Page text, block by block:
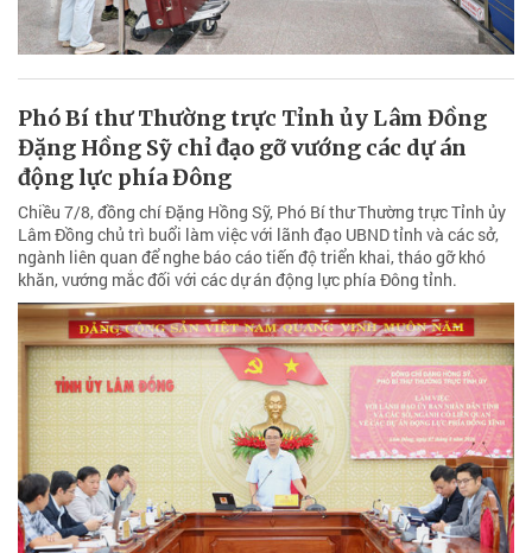
Phó Bí thư Thường trực Tỉnh ủy Lâm Đồng
Đặng Hồng Sỹ chỉ đạo gỡ vướng các dự án
động lực phía Đông
Chiều 7/8, đồng chí Đặng Hồng Sỹ, Phó Bí thư Thường trực Tỉnh ủy
Lâm Đồng chủ trì buổi làm việc với lãnh đạo UBND tỉnh và các sở,
ngành liên quan để nghe báo cáo tiến độ triển khai, tháo gỡ khó
khăn, vướng mắc đối với các dự án động lực phía Đông tỉnh.